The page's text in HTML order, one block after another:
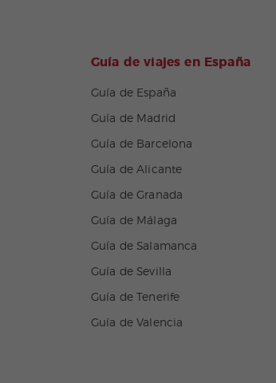
Guía de viajes en España
Guía de España
Guía de Madrid
Guía de Barcelona
Guía de Alicante
Guía de Granada
Guía de Málaga
Guía de Salamanca
Guía de Sevilla
Guía de Tenerife
Guía de Valencia